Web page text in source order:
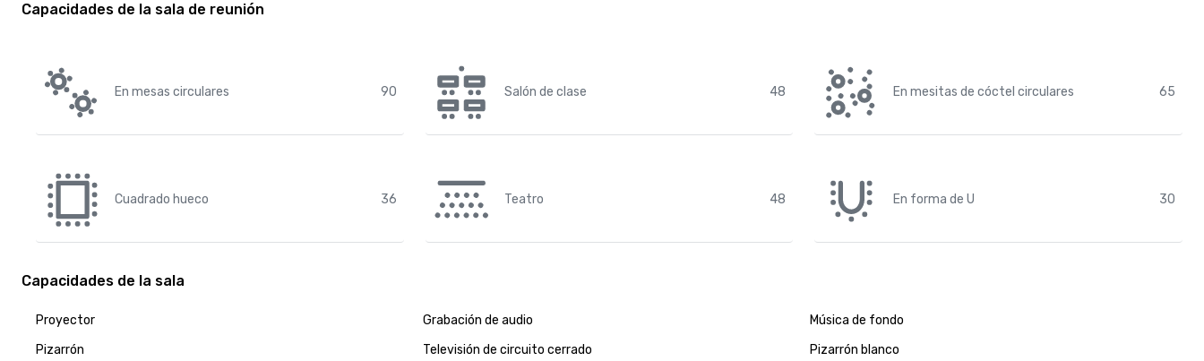
Capacidades de la sala de reunión
En mesas circulares 90 Salón de clase 48 En mesitas de cóctel circulares 65
Cuadrado hueco 36 Teatro 48 En forma de U 30
Capacidades de la sala
Proyector Grabación de audio
Música de fondo
Pizarrón
Televisión de circuito cerrado
Pizarrón blanco